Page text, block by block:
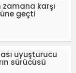
zamana karşı
geçti
uyuşturucu
sürücüsü